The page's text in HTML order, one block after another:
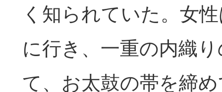
く知られていた。女
に行き、一重の内織
て、お太鼓の帯を締